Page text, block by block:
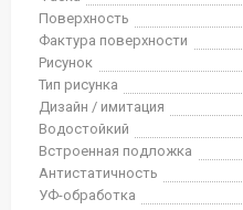
Поверхность
Фактура поверхности
Рисунок
Тип рисунка
Дизайн / имитация
Водостойкий
Встроенная подложка
Антистатичность
УФ-обработка